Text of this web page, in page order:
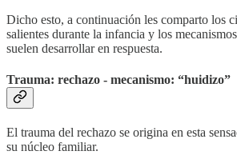
Dicho esto, a continuación les comparto los
salientes durante la infancia y los
suelen desarrollar en respuesta.
Trauma: rechazo - mecanismo: “huidizo”
El trauma del rechazo se origina en esta
su núcleo familiar.